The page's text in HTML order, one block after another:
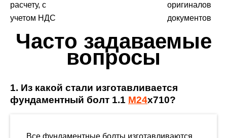
расчету, с
учетом НДС
оригиналов
документов
Часто задаваемые
вопросы
1. Из какой стали изготавливается
фундаментный болт 1.1 М24х710?
Все фундаментные болты изготавливаются